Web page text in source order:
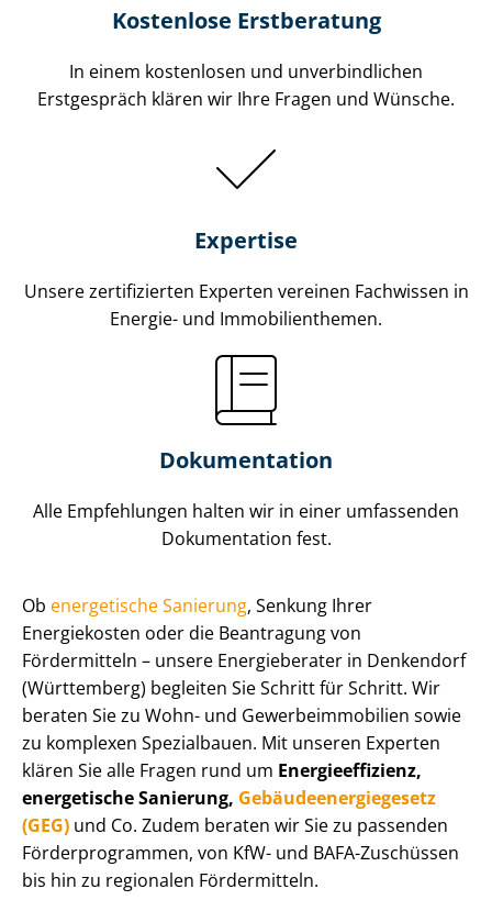
Kostenlose Erstberatung
In einem kostenlosen und unverbindlichen
Erstgespräch klären wir Ihre Fragen und Wünsche.
Expertise
Unsere zertifizierten Experten vereinen Fachwissen in
Energie- und Im­mo­bi­li­en­the­men.
Dokumentation
Alle Empfehlungen halten wir in einer umfassenden
Dokumentation fest.
Ob energetische Sanierung, Senkung Ihrer
Energiekosten oder die Beantragung von
Fördermitteln – unsere Energieberater in Denkendorf
(Württemberg) begleiten Sie Schritt für Schritt. Wir
beraten Sie zu Wohn- und Ge­wer­be­im­mo­bi­li­en sowie
zu komplexen Spezialbauen. Mit unseren Experten
klären Sie alle Fragen rund um En­er­gie­ef­fi­zi­enz,
energetische Sanierung, Ge­bäu­de­en­er­gie­ge­setz
(GEG) und Co. Zudem beraten wir Sie zu passenden
För­der­pro­gram­men, von KfW- und BAFA-Zuschüssen
bis hin zu regionalen Fördermitteln.